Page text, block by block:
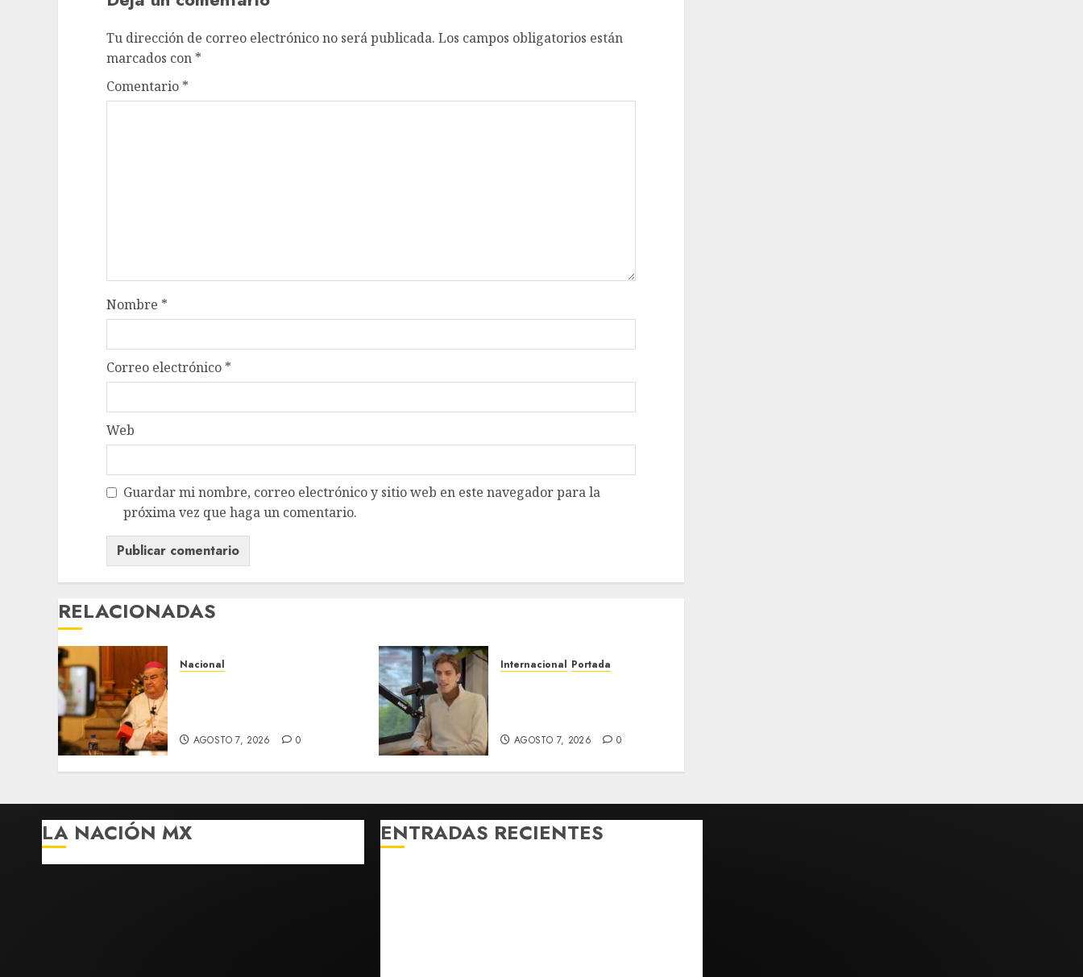
Tu dirección de correo electrónico no será publicada. Los campos obligatorios están
marcados con *
Comentario *
Nombre *
Correo electrónico *
Web
Guardar mi nombre, correo electrónico y sitio web en este navegador para la
próxima vez que haga un comentario.
RELACIONADAS
Nacional
AGOSTO 7, 2026 0
Internacional Portada
AGOSTO 7, 2026 0
LA NACIÓN MX ENTRADAS RECIENTES